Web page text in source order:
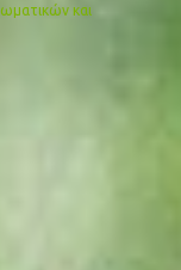
και